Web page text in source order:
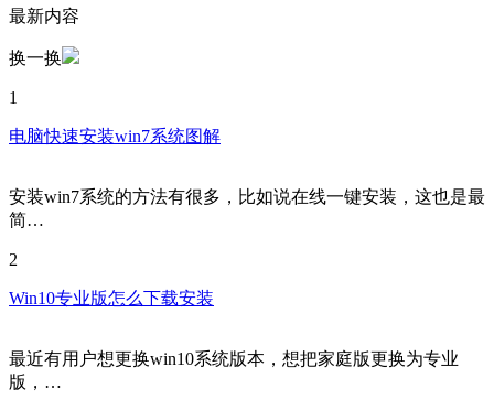
最新内容
换一换
1
电脑快速安装win7系统图解
安装win7系统的方法有很多，比如说在线一键安装，这也是最
简…
2
Win10专业版怎么下载安装
最近有用户想更换win10系统版本，想把家庭版更换为专业
版，…